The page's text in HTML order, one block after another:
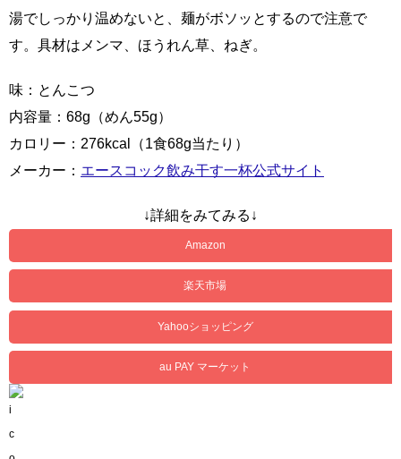
湯でしっかり温めないと、麺がボソッとするので注意で
す。具材はメンマ、ほうれん草、ねぎ。
味：とんこつ
内容量：68g（めん55g）
カロリー：276kcal（1食68g当たり）
メーカー： エースコック飲み干す一杯公式サイト
↓詳細をみてみる↓
Amazon
楽天市場
Yahooショッピング
au PAY マーケット